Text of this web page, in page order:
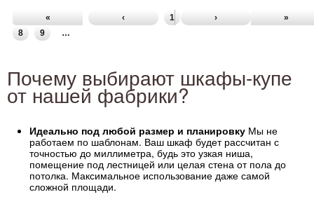
« ‹ 1 3
8
9 …
› »
Почему выбирают шкафы-купе
от нашей фабрики?
Идеально под любой размер и планировкуМы не
работаем по шаблонам. Ваш шкаф будет рассчитан с
точностью до миллиметра, будь это узкая ниша,
помещение под лестницей или целая стена от пола до
потолка. Максимальное использование даже самой
сложной площади.